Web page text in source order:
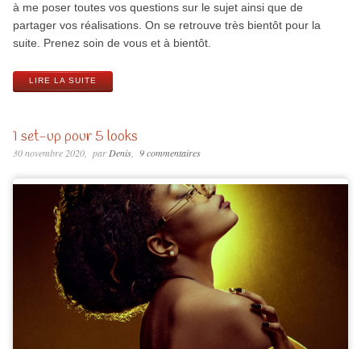
à me poser toutes vos questions sur le sujet ainsi que de
partager vos réalisations. On se retrouve très bientôt pour la
suite. Prenez soin de vous et à bientôt.
LIRE LA SUITE
1 set-up pour 5 looks
30 novembre 2020 par Denis 9 commentaires